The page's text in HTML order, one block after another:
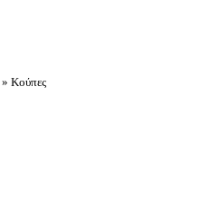
» Κούπες